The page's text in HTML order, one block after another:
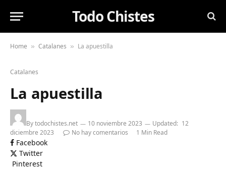
Todo Chistes
Home » Catalanes » La apuestilla
Catalanes
La apuestilla
Bytodochistes.net 10 noviembre 2023 Updated: 12
diciembre 2023
No hay comentarios 1 Min Read
Facebook
Twitter
Pinterest